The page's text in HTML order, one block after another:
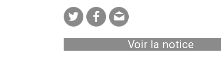
Voir la notice